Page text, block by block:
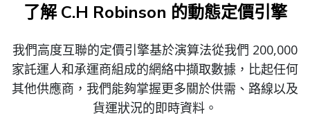
了解 C.H Robinson 的動態定價引擎
我們高度互聯的定價引擎基於演算法從我們 200,000
家託運人和承運商組成的網絡中擷取數據，比起任何
其他供應商，我們能夠掌握更多關於供需、路線以及
貨運狀況的即時資料。